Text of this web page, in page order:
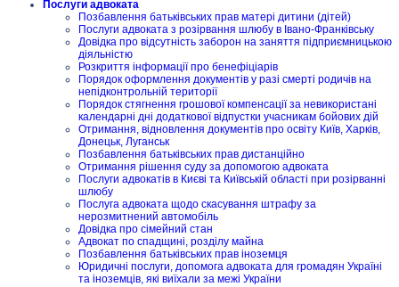
Послуги адвоката
Позбавлення батьківських прав матері дитини (дітей)
Послуги адвоката з розірвання шлюбу в Івано-Франківську
Довідка про відсутність заборон на заняття підприємницькою
діяльністю
Розкриття інформації про бенефіціарів
Порядок оформлення документів у разі смерті родичів на
непідконтрольній території
Порядок стягнення грошової компенсації за невикористані
календарні дні додаткової відпустки учасникам бойових дій
Отримання, відновлення документів про освіту Київ, Харків,
Донецьк, Луганськ
Позбавлення батьківських прав дистанційно
Отримання рішення суду за допомогою адвоката
Послуги адвокатів в Києві та Київській області при розірванні
шлюбу
Послуга адвоката щодо скасування штрафу за
нерозмитнений автомобіль
Довідка про сімейний стан
Адвокат по спадщині, розділу майна
Позбавлення батьківських прав іноземця
Юридичні послуги, допомога адвоката для громадян Україні
та іноземців, які виїхали за межі України